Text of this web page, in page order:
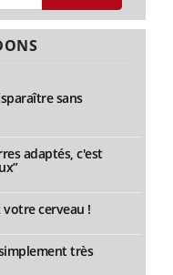
sans
adaptés, c'est
cerveau !
très